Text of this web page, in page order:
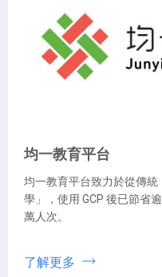
均一教育平台
均一教育平台致力於從傳
學」，使用 GCP 後已節省
萬人次。
了解更多